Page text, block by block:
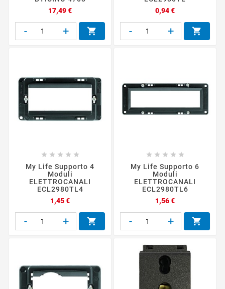
17,49 €Prezzo
- + 
0,94 €Prezzo
- + 
    
My Life Supporto 4
Moduli
ELETTROCANALI
ECL2980TL4
1,45 €Prezzo
- + 
    
My Life Supporto 6
Moduli
ELETTROCANALI
ECL2980TL6
1,56 €Prezzo
- + 